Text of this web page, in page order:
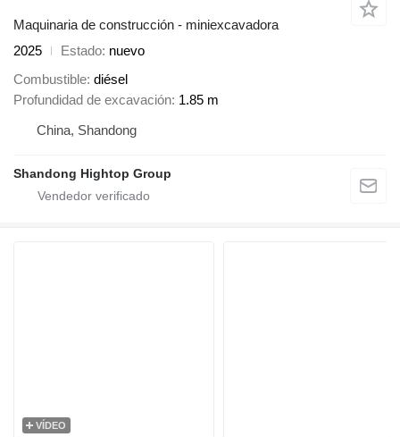
Maquinaria de construcción - miniexcavadora
2025
Estado nuevo
Combustible diésel
Profundidad de excavación 1.85 m
China, Shandong
Shandong Hightop Group
VÍDEO